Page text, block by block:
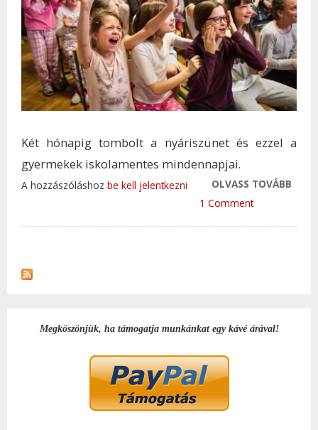
Két hónapig tombolt a nyáriszünet és ezzel a
gyermekek iskolamentes mindennapjai.
OLVASS TOVÁBB
A hozzászóláshoz be kell jelentkezni
1 Comment
Megköszönjük, ha támogatja munkánkat egy kávé árával!